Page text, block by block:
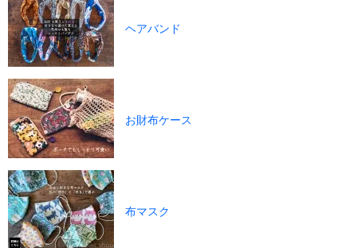
ヘアバンド
お財布ケース
布マスク